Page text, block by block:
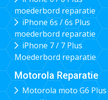
moederbord reparatie
iPhone 6s / 6s Plus
moederbord reparatie
iPhone 7 / 7 Plus
Moederbord reparatie
Motorola Reparatie
Motorola moto G6 Plus